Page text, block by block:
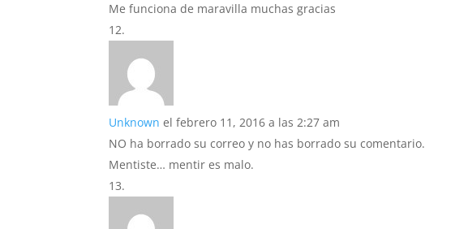
Me funciona de maravilla muchas gracias
Unknown el febrero 11, 2016 a las 2:27 am
NO ha borrado su correo y no has borrado su comentario.
Mentiste… mentir es malo.